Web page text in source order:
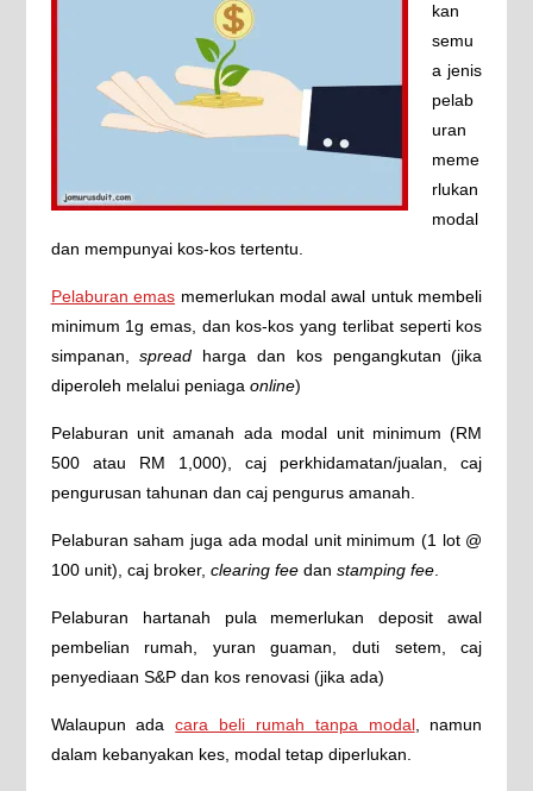
kan
semu
a jenis
pelab
uran
meme
rlukan
modal
dan mempunyai kos-kos tertentu.
Pelaburan emas memerlukan modal awal untuk membeli
minimum 1g emas, dan kos-kos yang terlibat seperti kos
simpanan,spread harga dan kos pengangkutan (jika
diperoleh melalui peniaga online)
Pelaburan unit amanah ada modal unit minimum (RM
500 atau RM 1,000), caj perkhidamatan/jualan, caj
pengurusan tahunan dan caj pengurus amanah.
Pelaburan saham juga ada modal unit minimum (1 lot @
100 unit), caj broker, clearing feedan stamping fee.
Pelaburan hartanah pula memerlukan deposit awal
pembelian rumah, yuran guaman, duti setem, caj
penyediaan S&P dan kos renovasi (jika ada)
Walaupun adacara beli rumah tanpa modal, namun
dalam kebanyakan kes, modal tetap diperlukan.